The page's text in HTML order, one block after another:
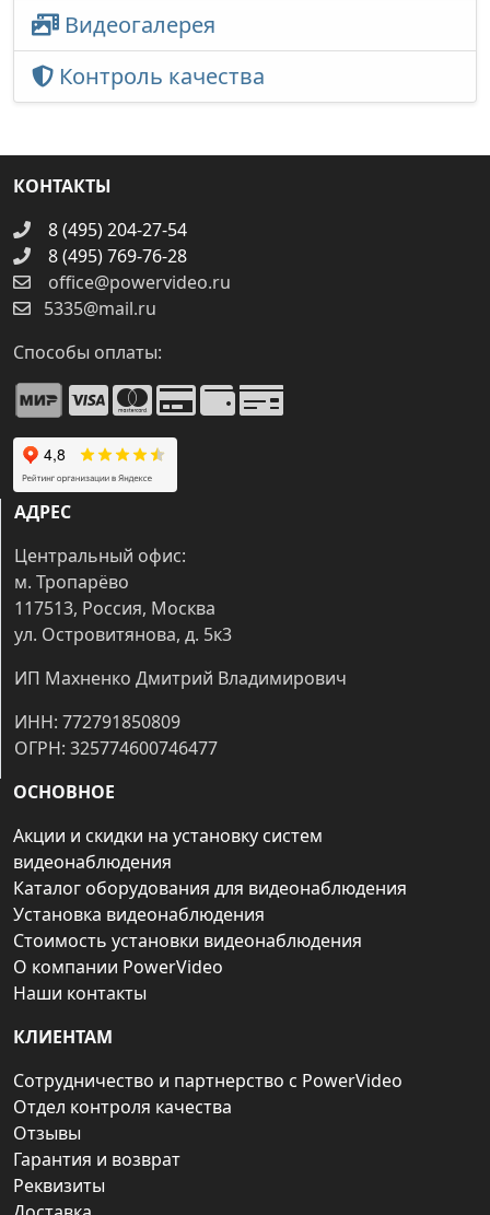
Видеогалерея
Контроль качества
КОНТАКТЫ
8 (495) 204-27-54
8 (495) 769-76-28
office@powervideo.ru
5335@mail.ru
Способы оплаты:
АДРЕС
Центральный офис:
м. Тропарёво
117513, Россия, Москва
ул. Островитянова, д. 5к3
ИП Махненко Дмитрий Владимирович
ИНН: 772791850809
ОГРН: 325774600746477
ОСНОВНОЕ
Акции и скидки на установку систем
видеонаблюдения
Каталог оборудования для видеонаблюдения
Установка видеонаблюдения
Стоимость установки видеонаблюдения
О компании PowerVideo
Наши контакты
КЛИЕНТАМ
Сотрудничество и партнерство с PowerVideo
Отдел контроля качества
Отзывы
Гарантия и возврат
Реквизиты